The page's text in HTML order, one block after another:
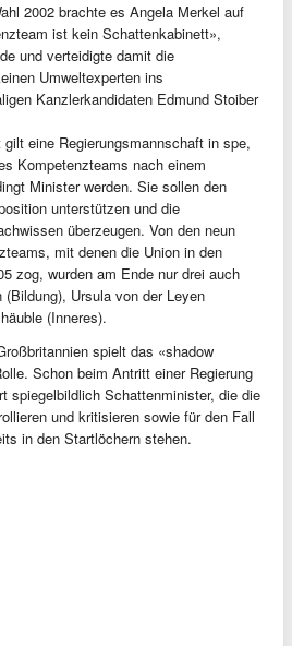
2002 brachte es Angela Merkel auf
ist kein Schattenkabinett»,
und verteidigte damit die
Umweltexperten ins
Kanzlerkandidaten Edmund Stoiber
eine Regierungsmannschaft in spe,
Kompetenzteams nach einem
Minister werden. Sie sollen den
unterstützen und die
überzeugen. Von den neun
mit denen die Union in den
zog, wurden am Ende nur drei auch
Ursula von der Leyen
(Inneres).
spielt das «shadow
Schon beim Antritt einer Regierung
spiegelbildlich Schattenminister, die die
und kritisieren sowie für den Fall
in den Startlöchern stehen.